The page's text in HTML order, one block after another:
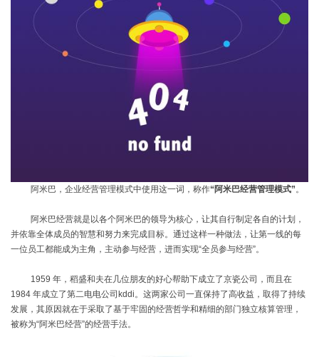
阿米巴，企业经营管理模式中使用这一词，称作“阿米巴经营管理模式”。
阿米巴经营就是以各个阿米巴的领导为核心，让其自行制定各自的计划，
并依靠全体成员的智慧和努力来完成目标。通过这样一种做法，让第一线的每
一位员工都能成为主角，主动参与经营，进而实现“全员参与经营”。
1959 年，稻盛和夫在几位朋友的好心帮助下成立了京瓷公司，而且在
1984 年成立了第二电电公司 kddi。这两家公司一直保持了高收益，取得了持续
发展，其原因就在于采取了基于牢固的经营哲学和精细的部门独立核算管理，
被称为“阿米巴经营”的经营手法。